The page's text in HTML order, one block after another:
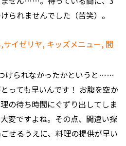
られませんでした（苦笑）。
けられなかったかというと……
っても早いんです！ お腹を空か
の待ち時間にぐずり出してしま
変ですよね。その点、間違い探
せるうえに、料理の提供が早い